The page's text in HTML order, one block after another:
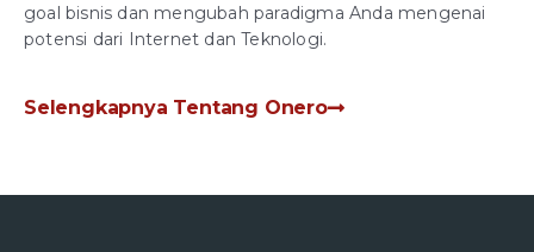
goal bisnis dan mengubah paradigma Anda mengenai
potensi dari Internet dan Teknologi.
Selengkapnya Tentang Onero